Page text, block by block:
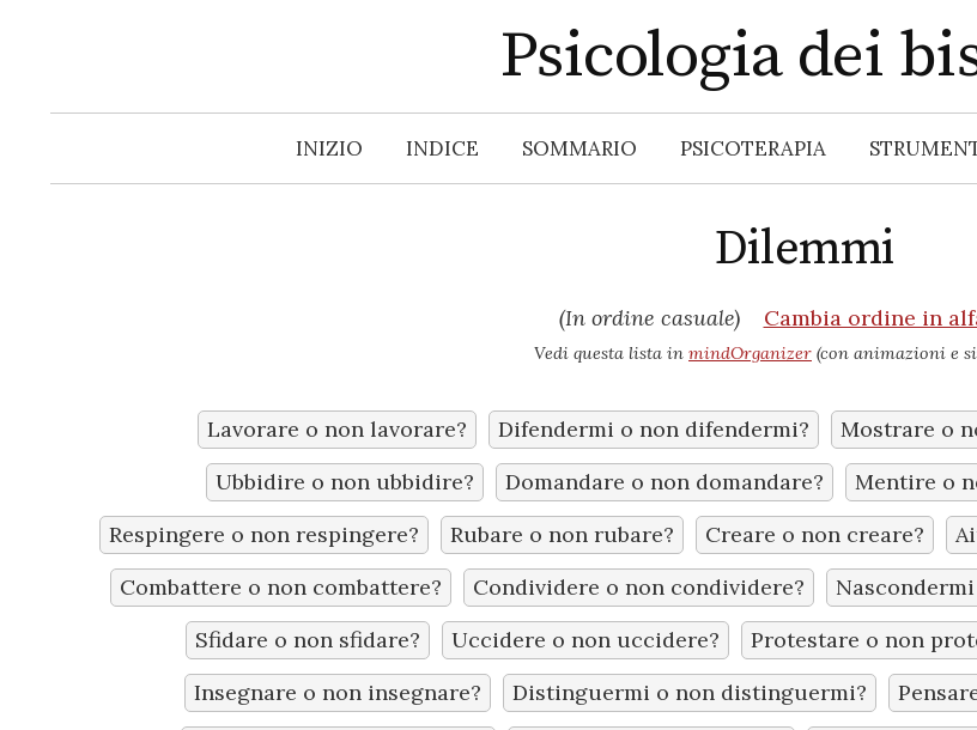
p
o
Psicologia dei
INIZIO INDICE SOMMARIO PSICOTERAPIA
Dilemmi
(In ordine casuale) Cambia ordine in
Vedi questa lista in mindOrganizer (con animazioni e
Lavorare o non lavorare? Difendermi o non difendermi? Mostrare o
Ubbidire o non ubbidire?
Domandare o non domandare? Mentire o
Respingere o non respingere?
Rubare o non rubare? Creare o non creare?
Combattere o non combattere?
Condividere o non condividere?
Sfidare o non sfidare?
Uccidere o non uccidere? Protestare o non
Insegnare o non insegnare?
Distinguermi o non distinguermi?